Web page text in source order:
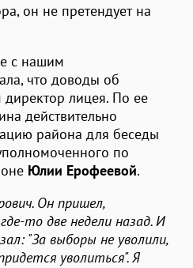
он не претендует на
с нашим
что доводы об
директор лицея. По ее
действительно
района для беседы
по
Юлии Ерофеевой.
Он пришел,
то две недели назад. И
"За выборы не уволили,
уволиться". Я